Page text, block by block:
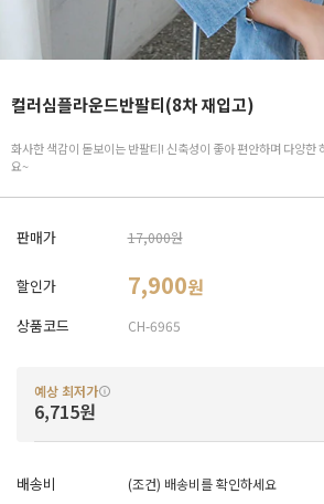
컬러심플라운드반팔티(8차 재입고)
화사한 색감이 돋보이는 반팔티! 신축성이 좋아 편안하며 다양한
요~
판매가 17,000원
할인가 7,900원
상품코드 CH-6965
예상 최저가
6,715원
배송비 (조건) 배송비를 확인하세요